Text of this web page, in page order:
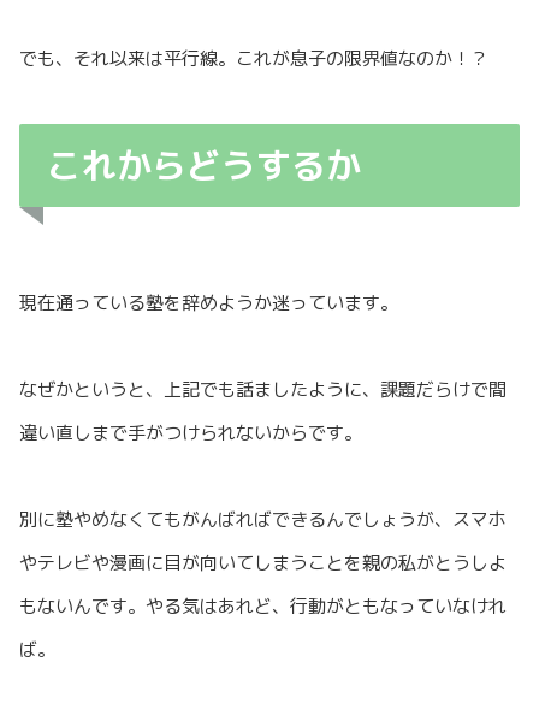
でも、それ以来は平行線。これが息子の限界値なのか！？
これからどうするか
現在通っている塾を辞めようか迷っています。
なぜかというと、上記でも話ましたように、課題だらけで間
違い直しまで手がつけられないからです。
別に塾やめなくてもがんばればできるんでしょうが、スマホ
やテレビや漫画に目が向いてしまうことを親の私がとうしよ
もないんです。やる気はあれど、行動がともなっていなけれ
ば。